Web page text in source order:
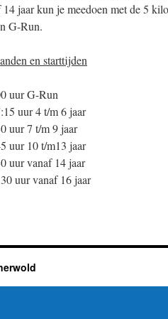
14 jaar kun je meedoen met de 5
G-Run.
en starttijden
uur G-Run
uur 4 t/m 6 jaar
uur 7 t/m 9 jaar
uur 10 t/m13 jaar
uur vanaf 14 jaar
uur vanaf 16 jaar